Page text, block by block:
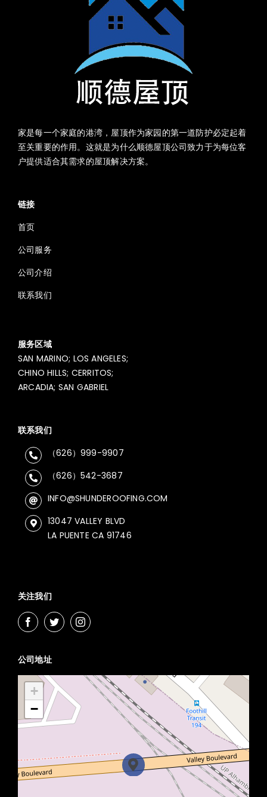
家是每一个家庭的港湾，屋顶作为家园的第一道防护必定起着
至关重要的作用。这就是为什么顺德屋顶公司致力于为每位客
户提供适合其需求的屋顶解决方案。
链接
首页
公司服务
公司介绍
联系我们
服务区域
SAN MARINO; LOS ANGELES;
CHINO HILLS; CERRITOS;
ARCADIA; SAN GABRIEL
联系我们
（626）999-9907
（626）542-3687
INFO@SHUNDEROOFING.COM
13047 VALLEY BLVD
LA PUENTE CA 91746
关注我们
公司地址
+
−